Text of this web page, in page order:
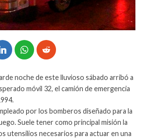
noche de este lluvioso sábado arribó a
móvil 32, el camión de emergencia
por los bomberos diseñado para la
Suele tener como principal misión la
utensilios necesarios para actuar en una